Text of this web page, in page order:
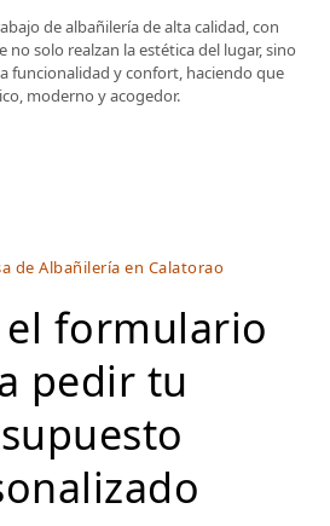
de albañilería de alta calidad, con
no solo realzan la estética del lugar, sino
funcionalidad y confort, haciendo que
moderno y acogedor.
de Albañilería en Calatorao
el formulario
pedir tu